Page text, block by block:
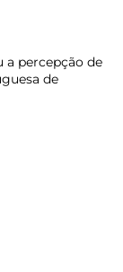
a percepção de
de